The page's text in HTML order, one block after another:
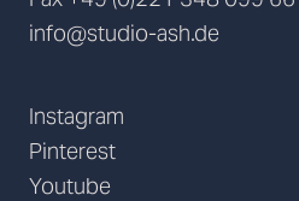
info@studio-ash.de
Instagram
Pinterest
Youtube